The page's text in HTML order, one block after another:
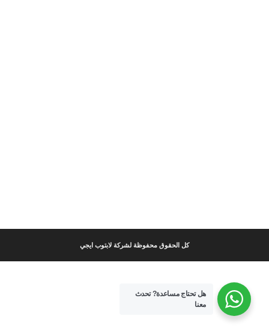
كل الحقوق محفوظة لشركة لابتوب ايجي
هل تحتاج مساعدة?تحدث
معنا